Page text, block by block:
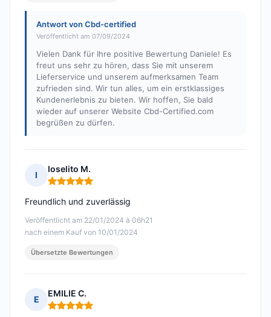
Antwort von Cbd-certified
Veröffentlicht am 07/09/2024
Vielen Dank für Ihre positive Bewertung Daniele! Es
freut uns sehr zu hören, dass Sie mit unserem
Lieferservice und unserem aufmerksamen Team
zufrieden sind. Wir tun alles, um ein erstklassiges
Kundenerlebnis zu bieten. Wir hoffen, Sie bald
wieder auf unserer Website Cbd-Certified.com
begrüßen zu dürfen.
I
Ioselito M.
Hinweis: 5 von 5
Veröffentlicht am 22/01/2024 à 06h21
nach einem Kauf von 10/01/2024
Freundlich und zuverlässig
Übersetzte Bewertungen
E
EMILIE C.
Hinweis: 5 von 5